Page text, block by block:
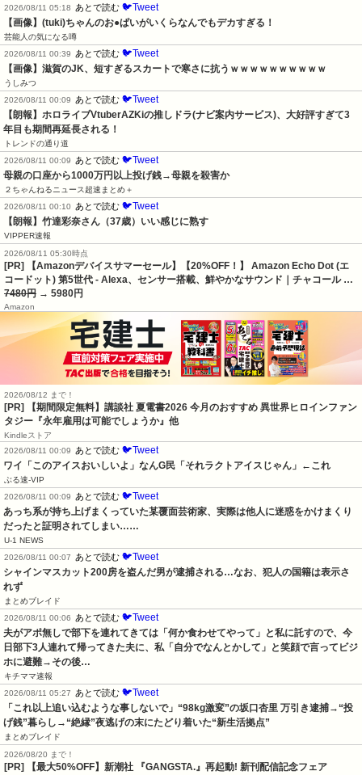
2026/08/11 05:18
あとで読む 🐦Tweet
【画像】(tuki)ちゃんのお●ぱいがいくらなんでもデカすぎる！
芸能人の気になる噂
2026/08/11 00:39
あとで読む 🐦Tweet
【画像】滋賀のJK、短すぎるスカートで寒さに抗うｗｗｗｗｗｗｗｗｗｗ
うしみつ
2026/08/11 00:09
あとで読む 🐦Tweet
【朗報】ホロライブVtuberAZKiの推しドラ(ナビ案内サービス)、大好評すぎて3
年目も期間再延長される！
トレンドの通り道
2026/08/11 00:09
あとで読む 🐦Tweet
母親の口座から1000万円以上投げ銭→母親を殺害か
２ちゃんねるニュース超速まとめ＋
2026/08/11 00:10
あとで読む 🐦Tweet
【朗報】竹達彩奈さん（37歳）いい感じに熟す
VIPPER速報
2026/08/11 05:30時点
[PR] 【Amazonデバイスサマーセール】【20%OFF！】 Amazon Echo Dot (エ
コードット) 第5世代 - Alexa、センサー搭載、鮮やかなサウンド｜チャコール …
7480円 → 5980円
Amazon
2026/08/12 まで！
[PR] 【期間限定無料】講談社 夏電書2026 今月のおすすめ 異世界ヒロインファン
タジー『永年雇用は可能でしょうか』他
Kindleストア
2026/08/11 00:09
あとで読む 🐦Tweet
ワイ「このアイスおいしいよ」なんG民「それラクトアイスじゃん」←これ
ぶる速-VIP
2026/08/11 00:09
あとで読む 🐦Tweet
あっち系が持ち上げまくっていた某覆面芸術家、実際は他人に迷惑をかけまくり
だったと証明されてしまい……
U-1 NEWS
2026/08/11 00:07
あとで読む 🐦Tweet
シャインマスカット200房を盗んだ男が逮捕される…なお、犯人の国籍は表示さ
れず
まとめブレイド
2026/08/11 00:06
あとで読む 🐦Tweet
夫がアポ無しで部下を連れてきては「何か食わせてやって」と私に託すので、今
日部下3人連れて帰ってきた夫に、私「自分でなんとかして」と笑顔で言ってビジ
ホに避難→その後…
キチママ速報
2026/08/11 05:27
あとで読む 🐦Tweet
「これ以上追い込むような事しないで」“98kg激変”の坂口杏里 万引き逮捕→“投
げ銭”暮らし→“絶縁”夜逃げの末にたどり着いた“新生活拠点”
まとめブレイド
2026/08/20 まで！
[PR] 【最大50%OFF】新潮社 『GANGSTA.』再起動! 新刊配信記念フェア